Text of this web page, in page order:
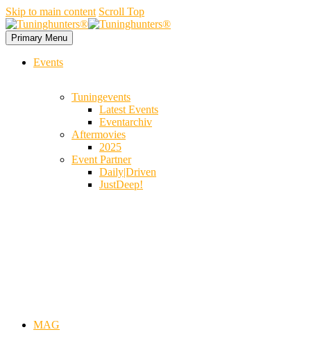
Skip to main content Scroll Top
Primary Menu
Events
Tuningevents
Latest Events
Eventarchiv
Aftermovies
2025
Event Partner
Daily|Driven
JustDeep!
MAG